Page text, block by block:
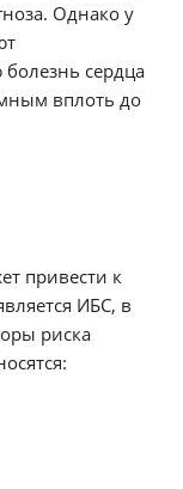
Однако у
сердца
вплоть до
привести к
ИБС, в
риска